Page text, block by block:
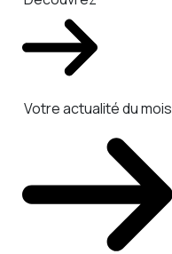
Votre actualité du mois